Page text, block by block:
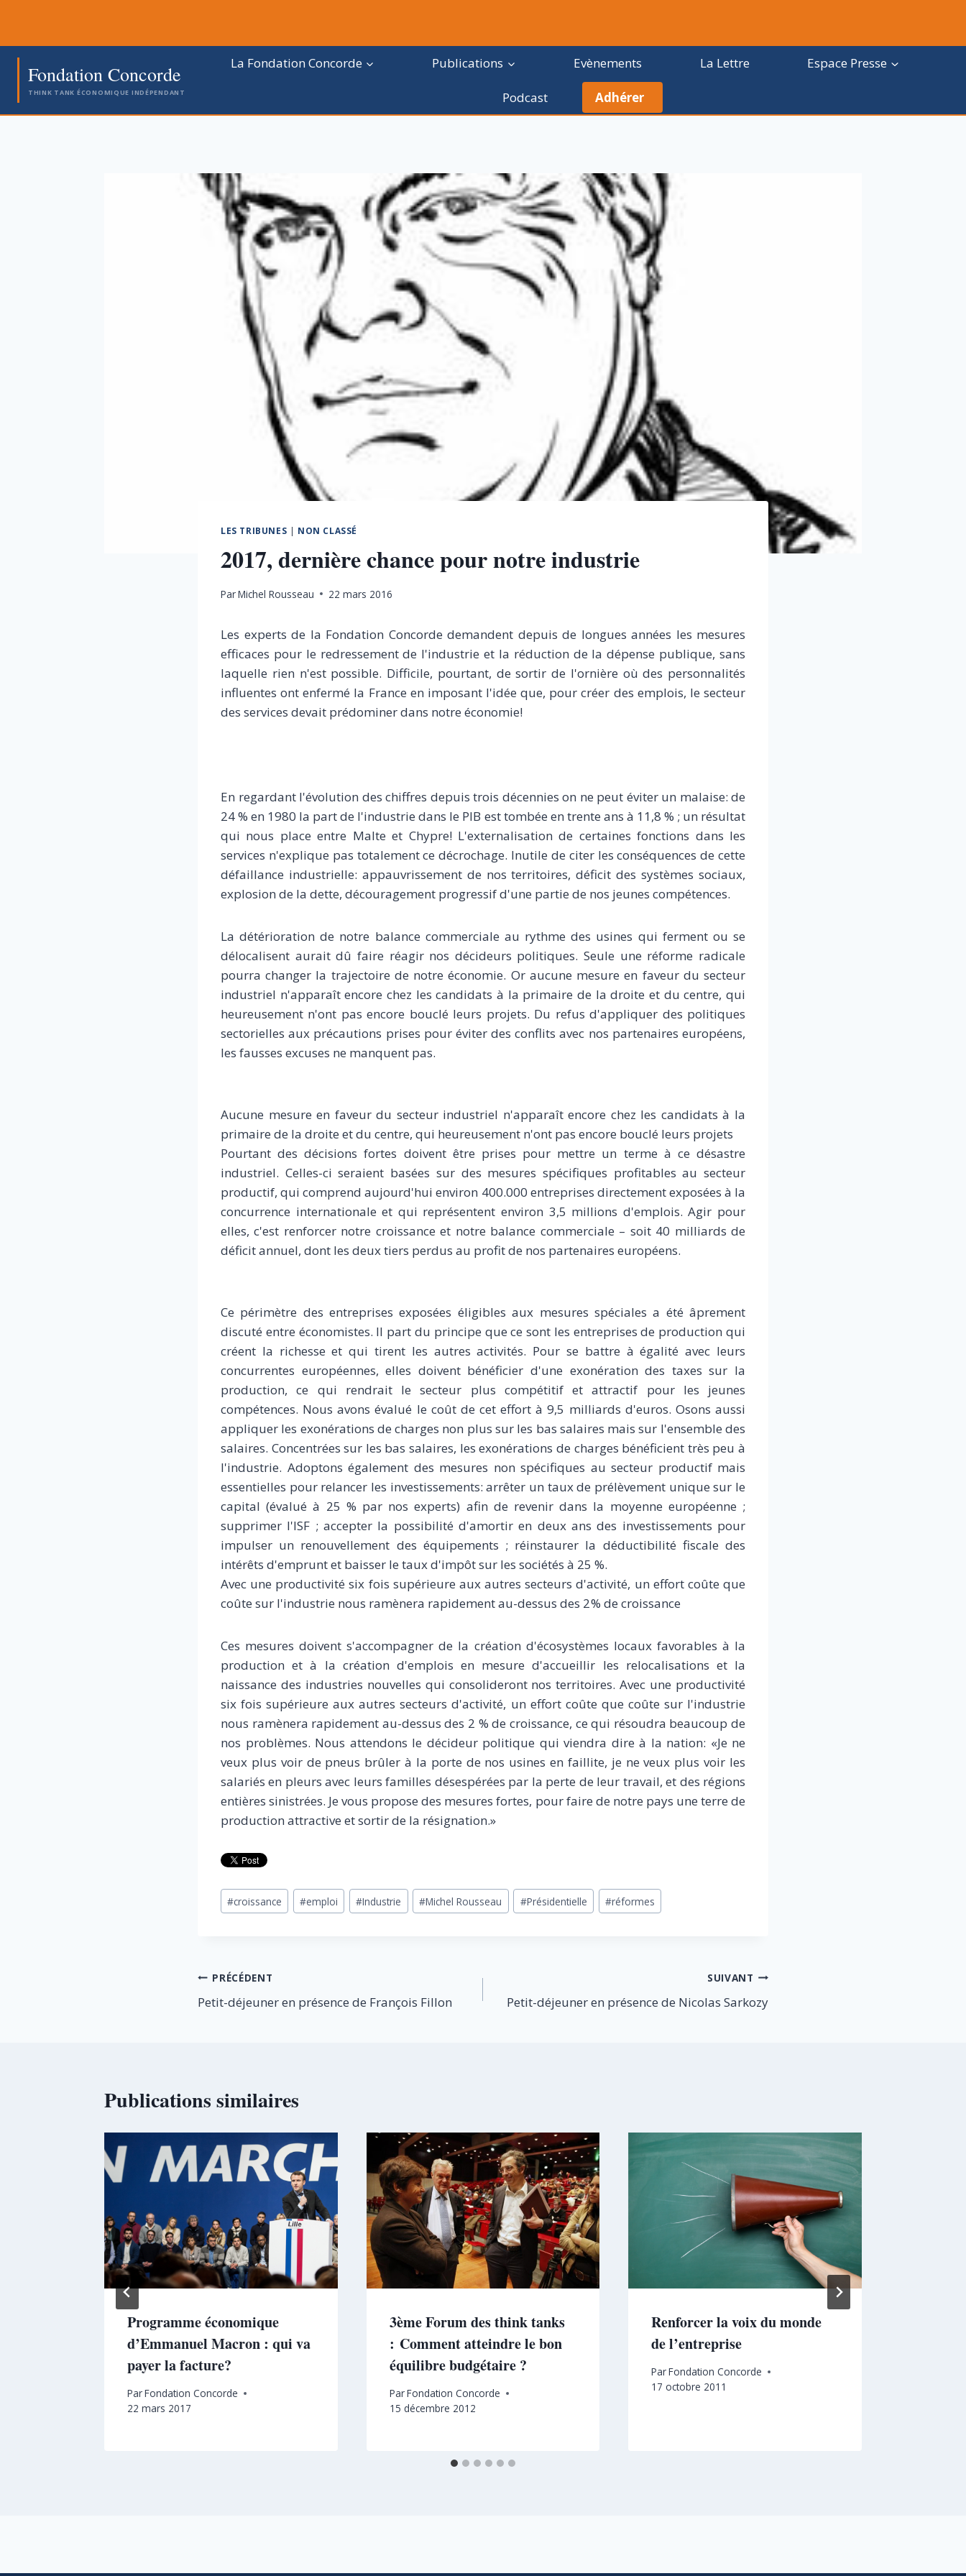
contenu
Fondation Concorde
THINK TANK ÉCONOMIQUE INDÉPENDANT
La Fondation Concorde Publications Evènements La Lettre Espace Presse
Podcast Adhérer
LES TRIBUNES | NON CLASSÉ
2017, dernière chance pour notre industrie
ParMichel Rousseau 22 mars 2016
Les experts de la Fondation Concorde demandent depuis de longues années les mesures
efficaces pour le redressement de l'industrie et la réduction de la dépense publique, sans
laquelle rien n'est possible. Difficile, pourtant, de sortir de l'ornière où des personnalités
influentes ont enfermé la France en imposant l'idée que, pour créer des emplois, le secteur
des services devait prédominer dans notre économie!
En regardant l'évolution des chiffres depuis trois décennies on ne peut éviter un malaise: de
24 % en 1980 la part de l'industrie dans le PIB est tombée en trente ans à 11,8 % ; un résultat
qui nous place entre Malte et Chypre! L'externalisation de certaines fonctions dans les
services n'explique pas totalement ce décrochage. Inutile de citer les conséquences de cette
défaillance industrielle: appauvrissement de nos territoires, déficit des systèmes sociaux,
explosion de la dette, découragement progressif d'une partie de nos jeunes compétences.
La détérioration de notre balance commerciale au rythme des usines qui ferment ou se
délocalisent aurait dû faire réagir nos décideurs politiques. Seule une réforme radicale
pourra changer la trajectoire de notre économie. Or aucune mesure en faveur du secteur
industriel n'apparaît encore chez les candidats à la primaire de la droite et du centre, qui
heureusement n'ont pas encore bouclé leurs projets. Du refus d'appliquer des politiques
sectorielles aux précautions prises pour éviter des conflits avec nos partenaires européens,
les fausses excuses ne manquent pas.
Aucune mesure en faveur du secteur industriel n'apparaît encore chez les candidats à la
primaire de la droite et du centre, qui heureusement n'ont pas encore bouclé leurs projets
Pourtant des décisions fortes doivent être prises pour mettre un terme à ce désastre
industriel. Celles-ci seraient basées sur des mesures spécifiques profitables au secteur
productif, qui comprend aujourd'hui environ 400.000 entreprises directement exposées à la
concurrence internationale et qui représentent environ 3,5 millions d'emplois. Agir pour
elles, c'est renforcer notre croissance et notre balance commerciale – soit 40 milliards de
déficit annuel, dont les deux tiers perdus au profit de nos partenaires européens.
Ce périmètre des entreprises exposées éligibles aux mesures spéciales a été âprement
discuté entre économistes. Il part du principe que ce sont les entreprises de production qui
créent la richesse et qui tirent les autres activités. Pour se battre à égalité avec leurs
concurrentes européennes, elles doivent bénéficier d'une exonération des taxes sur la
production, ce qui rendrait le secteur plus compétitif et attractif pour les jeunes
compétences. Nous avons évalué le coût de cet effort à 9,5 milliards d'euros. Osons aussi
appliquer les exonérations de charges non plus sur les bas salaires mais sur l'ensemble des
salaires. Concentrées sur les bas salaires, les exonérations de charges bénéficient très peu à
l'industrie. Adoptons également des mesures non spécifiques au secteur productif mais
essentielles pour relancer les investissements: arrêter un taux de prélèvement unique sur le
capital (évalué à 25 % par nos experts) afin de revenir dans la moyenne européenne ;
supprimer l'ISF ; accepter la possibilité d'amortir en deux ans des investissements pour
impulser un renouvellement des équipements ; réinstaurer la déductibilité fiscale des
intérêts d'emprunt et baisser le taux d'impôt sur les sociétés à 25 %.
Avec une productivité six fois supérieure aux autres secteurs d'activité, un effort coûte que
coûte sur l'industrie nous ramènera rapidement au-dessus des 2 % de croissance
Ces mesures doivent s'accompagner de la création d'écosystèmes locaux favorables à la
production et à la création d'emplois en mesure d'accueillir les relocalisations et la
naissance des industries nouvelles qui consolideront nos territoires. Avec une productivité
six fois supérieure aux autres secteurs d'activité, un effort coûte que coûte sur l'industrie
nous ramènera rapidement au-dessus des 2 % de croissance, ce qui résoudra beaucoup de
nos problèmes. Nous attendons le décideur politique qui viendra dire à la nation: «Je ne
veux plus voir de pneus brûler à la porte de nos usines en faillite, je ne veux plus voir les
salariés en pleurs avec leurs familles désespérées par la perte de leur travail, et des régions
entières sinistrées. Je vous propose des mesures fortes, pour faire de notre pays une terre de
production attractive et sortir de la résignation.»
Étiquettes
de
#croissance #emploi #Industrie #Michel Rousseau #Présidentielle #réformes
Navigation
de
PRÉCÉDENT
Petit-déjeuner en présence de François Fillon
SUIVANT
Petit-déjeuner en présence de Nicolas Sarkozy
Publications similaires
Programme économique
d’Emmanuel Macron : qui va
payer la facture?
ParFondation Concorde
22 mars 2017
3ème Forum des think tanks
: Comment atteindre le bon
équilibre budgétaire ?
ParFondation Concorde
15 décembre 2012
Renforcer la voix du monde
de l’entreprise
ParFondation Concorde
17 octobre 2011